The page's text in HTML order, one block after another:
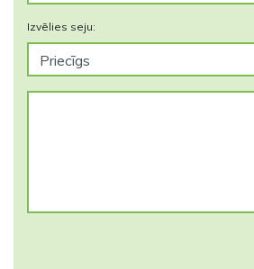
Izvēlies seju: